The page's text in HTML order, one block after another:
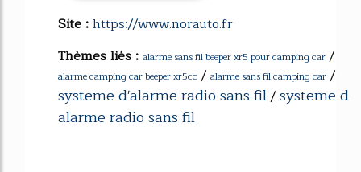
Site :https://www.norauto.fr
Thèmes liés : alarme sans fil beeper xr5 pour camping car /
alarme camping car beeper xr5cc / alarme sans fil camping car /
systeme d'alarme radio sans fil/systeme d
alarme radio sans fil